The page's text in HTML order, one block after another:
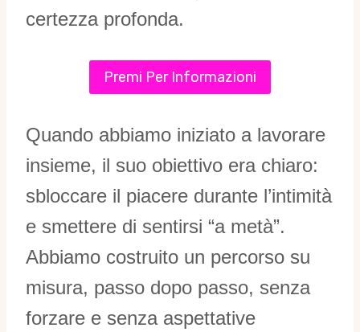
certezza profonda.
Premi Per Informazioni
Quando abbiamo iniziato a lavorare
insieme, il suo obiettivo era chiaro:
sbloccare il piacere durante l’intimità
e smettere di sentirsi “a metà”.
Abbiamo costruito un percorso su
misura, passo dopo passo, senza
forzare e senza aspettative